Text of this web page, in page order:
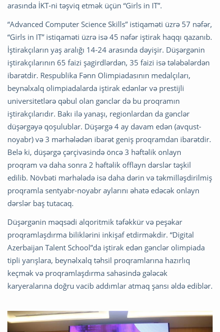
arasında İKT-ni təşviq etmək üçün “Girls in IT”.
“Advanced Computer Science Skills” istiqaməti üzrə 57 nəfər,
“Girls in IT” istiqaməti üzrə isə 45 nəfər iştirak haqqı qazanıb.
İştirakçıların yaş aralığı 14-24 arasında dəyişir. Düşərgənin
iştirakçılarının 65 faizi şagirdlərdən, 35 faizi isə tələbələrdən
ibarətdir. Respublika Fənn Olimpiadasının medalçıları,
beynəlxalq olimpiadalarda iştirak edənlər və prestijli
universitetlərə qəbul olan gənclər də bu proqramın
iştirakçılarıdır. Bakı ilə yanaşı, regionlardan da gənclər
düşərgəyə qoşulublar. Düşərgə 4 ay davam edən (avqust-
noyabr) və 3 mərhələdən ibarət geniş proqramdan ibarətdir.
Belə ki, düşərgə çərçivəsində öncə 3 həftəlik onlayn
proqram və daha sonra 2 həftəlik offlayn dərslər təşkil
edilib. Növbəti mərhələdə isə daha dərin və təkmilləşdirilmiş
proqramla sentyabr-noyabr aylarını əhatə edəcək onlayn
dərslər baş tutacaq.
Düşərgənin məqsədi alqoritmik təfəkkür və peşəkar
proqramlaşdırma biliklərini inkişaf etdirməkdir. “Digital
Azerbaijan Talent School”da iştirak edən gənclər olimpiada
tipli yarışlara, beynəlxalq təhsil proqramlarına hazırlıq
keçmək və proqramlaşdırma sahəsində gələcək
karyeralarına doğru vacib addımlar atmaq şansı əldə ediblər.